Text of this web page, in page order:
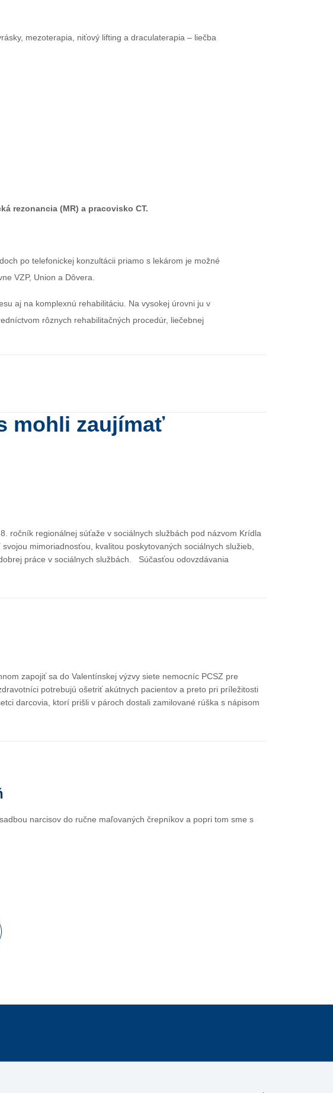
mezoterapia, niťový lifting a draculaterapia – liečba
rezonancia (MR) a pracovisko CT.
po telefonickej konzultácii priamo s lekárom je možné
VZP, Union a Dôvera.
aj na komplexnú rehabilitáciu. Na vysokej úrovni ju v
rôznych rehabilitačných procedúr, liečebnej
mohli zaujímať
ročník regionálnej súťaže v sociálnych službách pod názvom Krídla
mimoriadnosťou, kvalitou poskytovaných sociálnych služieb,
práce v sociálnych službách. Súčasťou odovzdávania
zapojiť sa do Valentínskej výzvy siete nemocníc PCSZ pre
potrebujú ošetriť akútnych pacientov a preto pri príležitosti
darcovia, ktorí prišli v pároch dostali zamilované rúška s nápisom
narcisov do ručne maľovaných črepníkov a popri tom sme s